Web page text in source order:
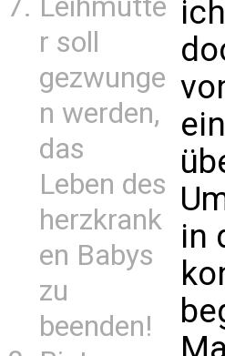
Leihmutte
r soll
gezwunge
n werden,
das
Leben des
herzkrank
en Babys
zu
beenden!
in